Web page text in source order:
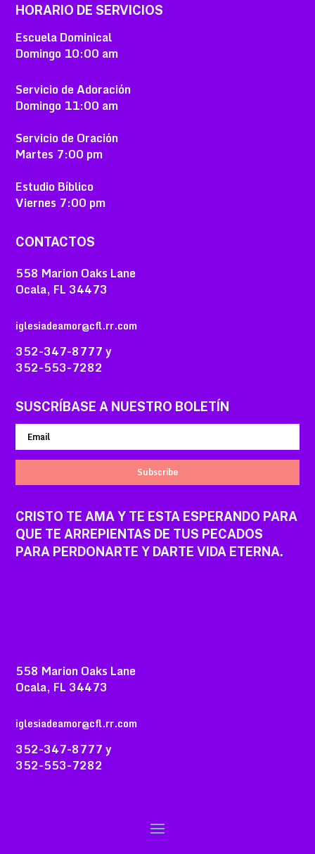
HORARIO DE SERVICIOS
Escuela Dominical
Domingo 10:00 am
Servicio de Adoración
Domingo 11:00 am
Servicio de Oración
Martes 7:00 pm
Estudio Bíblico
Viernes 7:00 pm
CONTACTOS
558 Marion Oaks Lane
Ocala, FL 34473
iglesiadeamor@cfl.rr.com
352-347-8777 y
352-553-7282
SUSCRÍBASE A NUESTRO BOLETÍN
Subscribe
CRISTO TE AMA Y TE ESTA ESPERANDO PARA
QUE TE ARREPIENTAS DE TUS PECADOS
PARA PERDONARTE Y DARTE VIDA ETERNA.
558 Marion Oaks Lane
Ocala, FL 34473
iglesiadeamor@cfl.rr.com
352-347-8777 y
352-553-7282